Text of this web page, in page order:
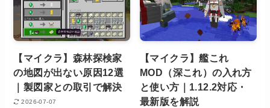
【マイクラ】森林探検家
の地図が出ない原因12選
｜製図家との取引で解決
2026-07-07
【マイクラ】艦これ
MOD（深これ）の入れ方
と使い方｜1.12.2対応・
最新版を解説